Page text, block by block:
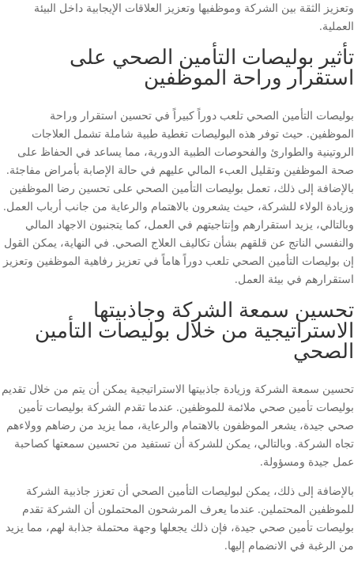
وتعزيز الثقة بين الشركة وموظفيها وتعزيز العلاقات الإيجابية داخل البيئة
العملية.
تأثير بوليصات التأمين الصحي على
استقرار وراحة الموظفين
بوليصات التأمين الصحي تلعب دوراً كبيراً في تحسين استقرار وراحة
الموظفين. حيث توفر هذه البوليصات تغطية طبية شاملة تشمل العلاجات
الروتينية والطوارئ والفحوصات الطبية الدورية، مما يساعد في الحفاظ على
صحة الموظفين وتقليل العبء المالي عليهم في حالة الإصابة بأمراض مفاجئة.
بالإضافة إلى ذلك، تعمل بوليصات التأمين الصحي على تحسين رضا الموظفين
وزيادة الولاء للشركة، حيث يشعرون بالاهتمام والرعاية من جانب أرباب العمل.
وبالتالي، يزيد استقرارهم وإنتاجيتهم في العمل، كما يتجنبون الاجهاد المالي
والنفسي الناتج عن قلقهم بشأن تكاليف العلاج الصحي. في النهاية، يمكن القول
إن بوليصات التأمين الصحي تلعب دوراً هاماً في تعزيز رفاهية الموظفين وتعزيز
استقرارهم في بيئة العمل.
تحسين سمعة الشركة وجاذبيتها
الاستراتيجية من خلال بوليصات التأمين
الصحي
تحسين سمعة الشركة وزيادة جاذبيتها الاستراتيجية يمكن أن يتم من خلال تقديم
بوليصات تأمين صحي ملائمة للموظفين. عندما تقدم الشركة بوليصات تأمين
صحي جيدة، يشعر الموظفون بالاهتمام والرعاية، مما يزيد من رضاهم وولاءهم
تجاه الشركة. وبالتالي، يمكن للشركة أن تستفيد من تحسين سمعتها كصاحبة
عمل جيدة ومسؤولة.
بالإضافة إلى ذلك، يمكن لبوليصات التأمين الصحي أن تعزز جاذبية الشركة
للموظفين المحتملين. عندما يعرف المرشحون المحتملون أن الشركة تقدم
بوليصات تأمين صحي جيدة، فإن ذلك يجعلها وجهة محتملة جذابة لهم، مما يزيد
من الرغبة في الانضمام إليها.